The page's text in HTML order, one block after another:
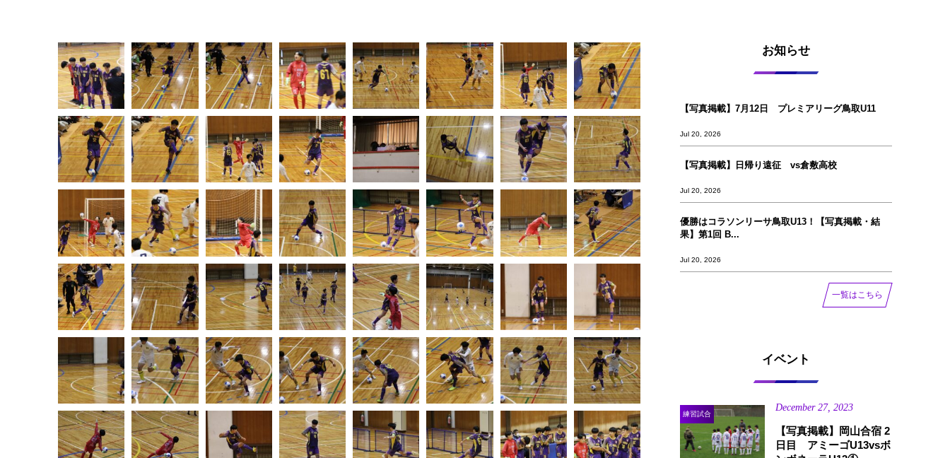
お知らせ
【写真掲載】7月12日 プレミアリーグ鳥取U11
Jul 20, 2026
【写真掲載】日帰り遠征 vs倉敷高校
Jul 20, 2026
優勝はコラソンリーサ鳥取U13！【写真掲載‪‪‪︎︎・結
果】第1回 B...
Jul 20, 2026
一覧はこちら
イベント
練習試合
December 27, 2023
【写真掲載】岡山合宿 2
日目 アミーゴU13vsボ